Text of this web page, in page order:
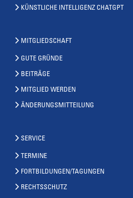
KÜNSTLICHE INTELLIGENZ CHATGPT
MITGLIEDSCHAFT
GUTE GRÜNDE
BEITRÄGE
MITGLIED WERDEN
ÄNDERUNGSMITTEILUNG
SERVICE
TERMINE
FORTBILDUNGEN/TAGUNGEN
RECHTSSCHUTZ